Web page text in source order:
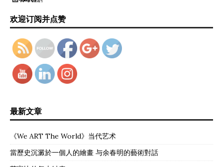
欢迎订阅并点赞
最新文章
《We ART The World》当代艺术
當歷史沉澱於一個人的繪畫 与余春明的藝術對話